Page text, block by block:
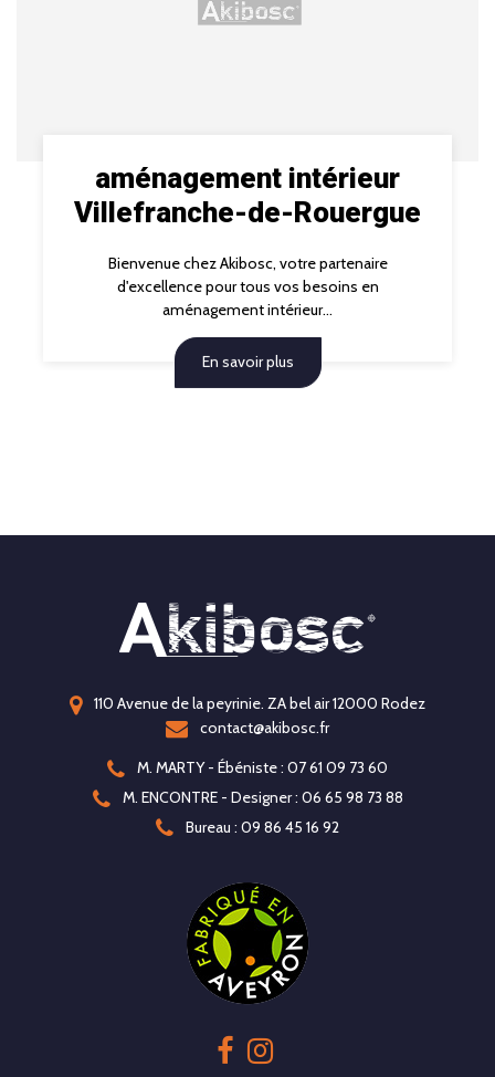
aménagement intérieur
Villefranche-de-Rouergue
Bienvenue chez Akibosc, votre partenaire
d'excellence pour tous vos besoins en
aménagement intérieur...
En savoir plus
110 Avenue de la peyrinie. ZA bel air 12000 Rodez
contact@akibosc.fr
M. MARTY - Ébéniste : 07 61 09 73 60
M. ENCONTRE - Designer : 06 65 98 73 88
Bureau : 09 86 45 16 92